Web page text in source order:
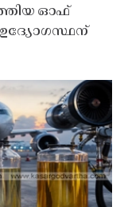
ഓഫ്
ഉദ്യോഗസ്ഥന്